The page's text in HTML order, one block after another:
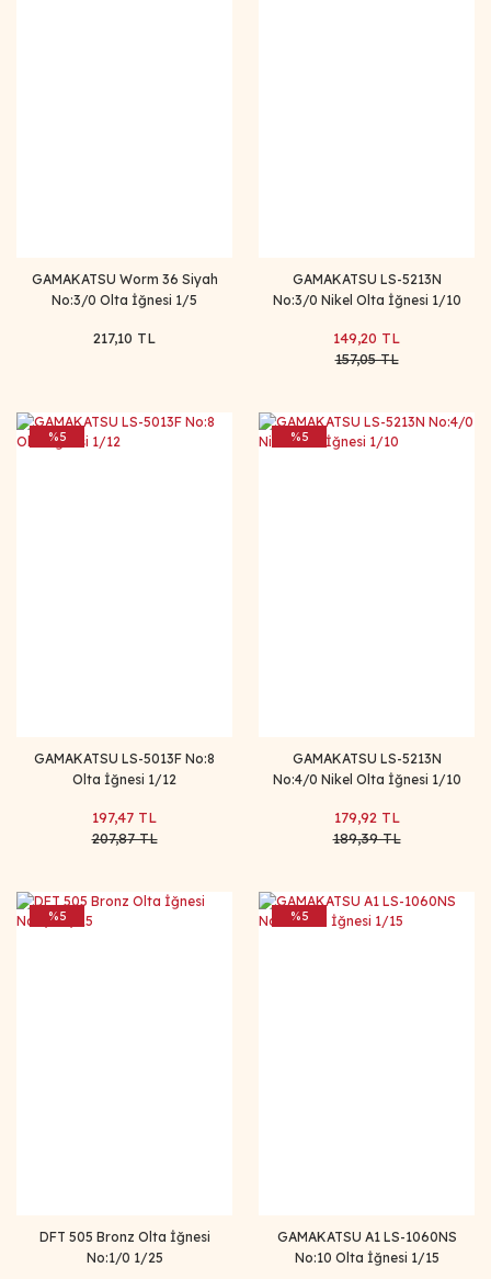
GAMAKATSU Worm 36 Siyah
No:3/0 Olta İğnesi 1/5
217,10 TL
GAMAKATSU LS-5213N
No:3/0 Nikel Olta İğnesi 1/10
149,20 TL
157,05 TL
%5
GAMAKATSU LS-5013F No:8
Olta İğnesi 1/12
197,47 TL
207,87 TL
%5
GAMAKATSU LS-5213N
No:4/0 Nikel Olta İğnesi 1/10
179,92 TL
189,39 TL
%5
DFT 505 Bronz Olta İğnesi
No:1/0 1/25
%5
GAMAKATSU A1 LS-1060NS
No:10 Olta İğnesi 1/15